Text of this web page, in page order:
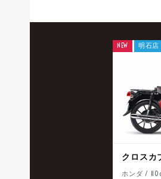
NEW 明石店